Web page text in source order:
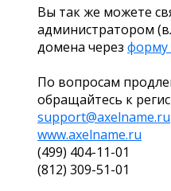
Вы так же можете
администратором
домена через форму
По вопросам
обращайтесь к
support@axelname.ru
www.axelname.ru
(499) 404-11-01
(812) 309-51-01